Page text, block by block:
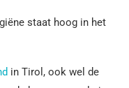
staat hoog in het
in Tirol, ook wel de